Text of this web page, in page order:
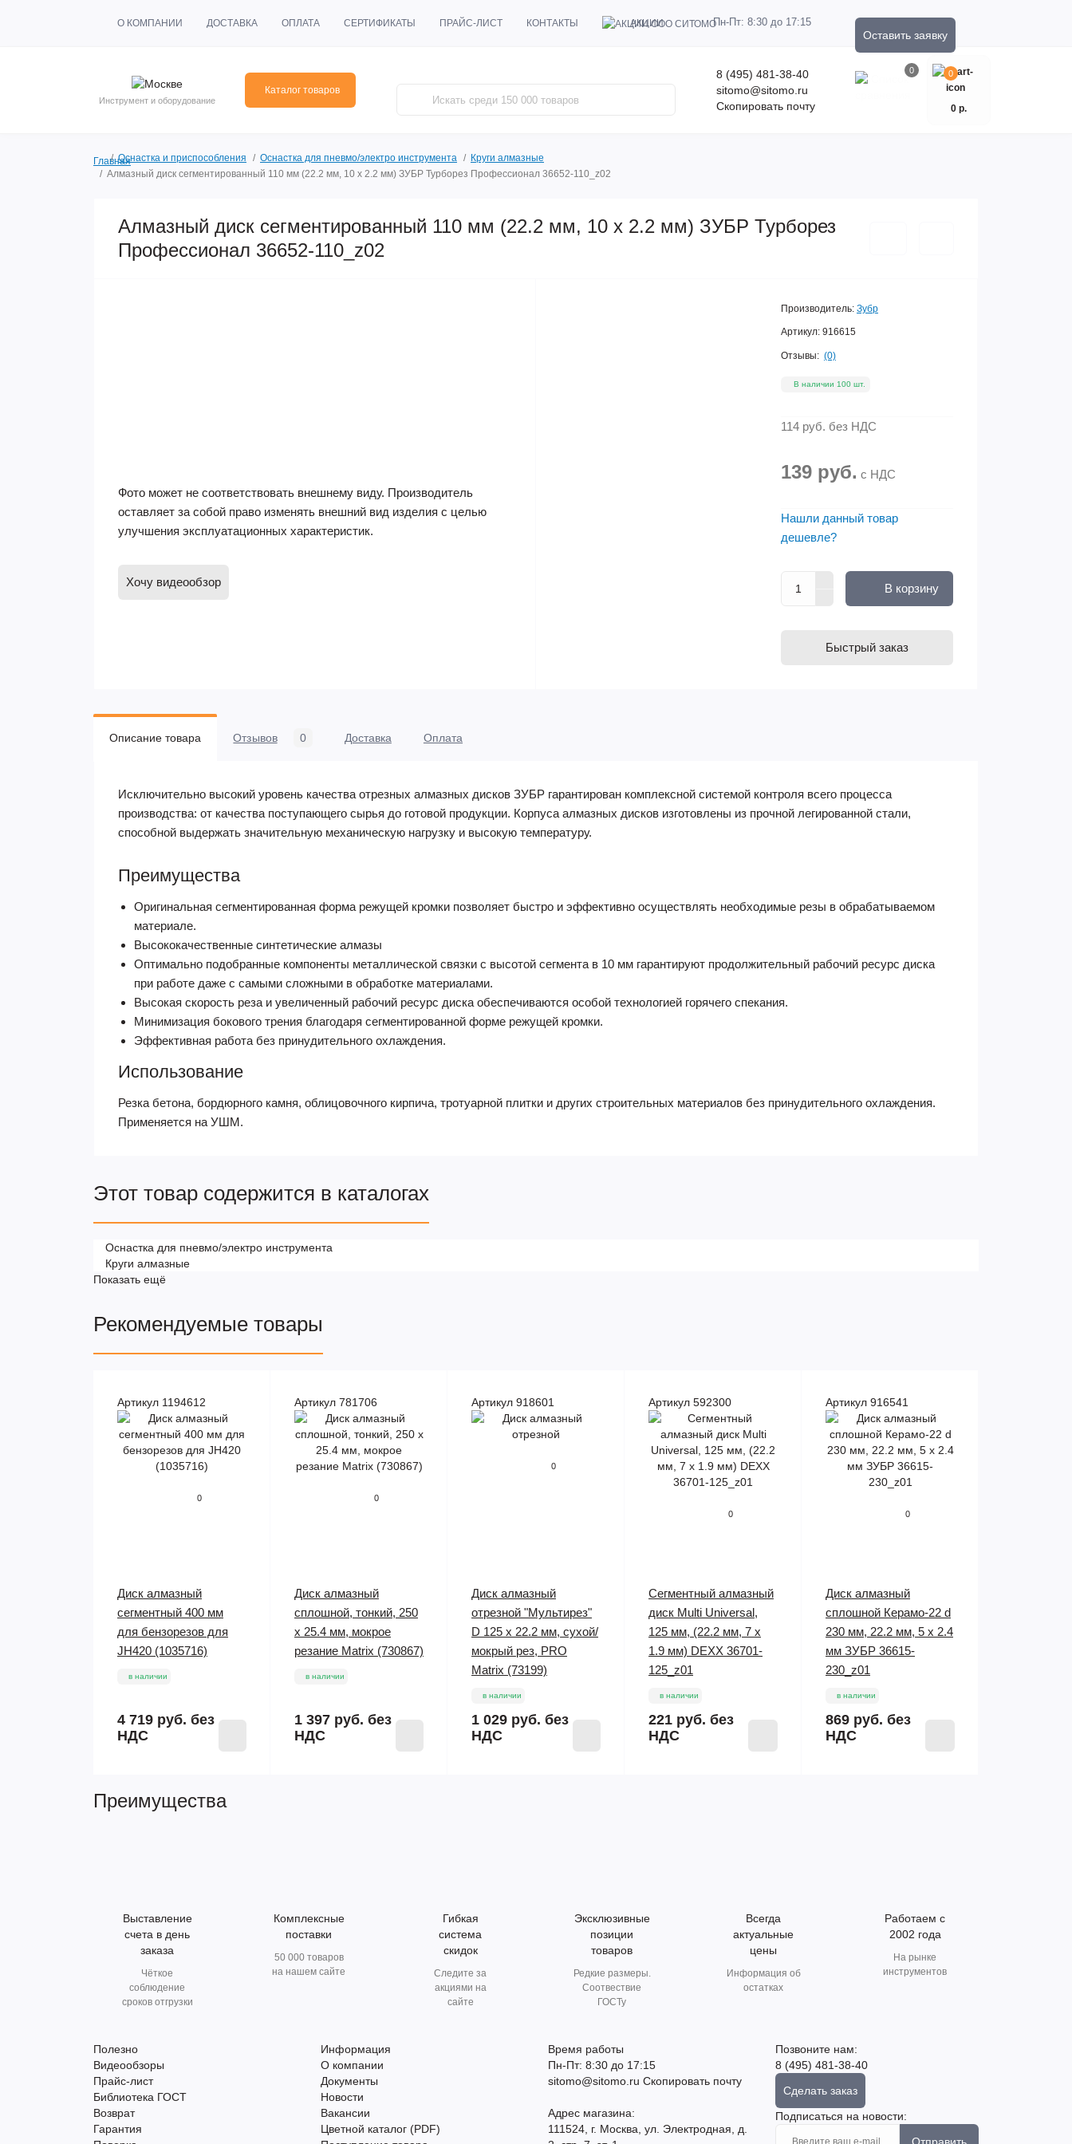
О КОМПАНИИ ДОСТАВКА ОПЛАТА СЕРТИФИКАТЫ ПРАЙС-ЛИСТ КОНТАКТЫ АКЦИИ Пн-Пт: 8:30 до 17:15
Оставить заявку
Инструмент и оборудование
Каталог товаров
8 (495) 481-38-40
sitomo@sitomo.ru
Скопировать почту
0 0
0 р.
ГлавнаяОснастка и приспособления Оснастка для пневмо/электро инструмента
Круги алмазные
Алмазный диск сегментированный 110 мм (22.2 мм, 10 x 2.2 мм) ЗУБР Турборез Профессионал 36652-110_z02
Алмазный диск сегментированный 110 мм (22.2 мм, 10 x 2.2 мм) ЗУБР Турборез
Профессионал 36652-110_z02
Фото может не соответствовать внешнему виду. Производитель
оставляет за собой право изменять внешний вид изделия с целью
улучшения эксплуатационных характеристик.
Хочу видеообзор
Производитель: Зубр
Артикул: 916615
Отзывы: (0)
В наличии 100 шт.
114 руб. без НДС
139 руб. с НДС
Нашли данный товар
дешевле?
В корзину
Быстрый заказ
Описание товара Отзывов 0 Доставка Оплата
Исключительно высокий уровень качества отрезных алмазных дисков ЗУБР гарантирован комплексной системой контроля всего процесса
производства: от качества поступающего сырья до готовой продукции. Корпуса алмазных дисков изготовлены из прочной легированной стали,
способной выдержать значительную механическую нагрузку и высокую температуру.
Преимущества
Оригинальная сегментированная форма режущей кромки позволяет быстро и эффективно осуществлять необходимые резы в обрабатываемом
материале.
Высококачественные синтетические алмазы
Оптимально подобранные компоненты металлической связки с высотой сегмента в 10 мм гарантируют продолжительный рабочий ресурс диска
при работе даже с самыми сложными в обработке материалами.
Высокая скорость реза и увеличенный рабочий ресурс диска обеспечиваются особой технологией горячего спекания.
Минимизация бокового трения благодаря сегментированной форме режущей кромки.
Эффективная работа без принудительного охлаждения.
Использование
Резка бетона, бордюрного камня, облицовочного кирпича, тротуарной плитки и других строительных материалов без принудительного охлаждения.
Применяется на УШМ.
Этот товар содержится в каталогах
Оснастка для пневмо/электро инструмента
Круги алмазные
Показать ещё
Рекомендуемые товары
Артикул 1194612
0
Диск алмазный
сегментный 400 мм
для бензорезов для
JH420 (1035716)
в наличии
4 719 руб. без
НДС
Артикул 781706
0
Диск алмазный
сплошной, тонкий, 250
х 25.4 мм, мокрое
резание Matrix (730867)
в наличии
1 397 руб. без
НДС
Артикул 918601
0
Диск алмазный
отрезной "Мультирез"
D 125 х 22.2 мм, сухой/
мокрый рез, PRO
Matrix (73199)
в наличии
1 029 руб. без
НДС
Артикул 592300
0
Сегментный алмазный
диск Multi Universal,
125 мм, (22.2 мм, 7 х
1.9 мм) DEXX 36701-
125_z01
в наличии
221 руб. без
НДС
Артикул 916541
0
Диск алмазный
сплошной Керамо-22 d
230 мм, 22.2 мм, 5 x 2.4
мм ЗУБР 36615-
230_z01
в наличии
869 руб. без
НДС
Преимущества
Выставление
счета в день
заказа
Чёткое
соблюдение
сроков отгрузки
Комплексные
поставки
50 000 товаров
на нашем сайте
Гибкая
система
скидок
Следите за
акциями на
сайте
Эксклюзивные
позиции
товаров
Редкие размеры.
Соотвествие
ГОСТу
Всегда
актуальные
цены
Информация об
остатках
Работаем с
2002 года
На рынке
инструментов
Полезно
Видеообзоры
Прайс-лист
Библиотека ГОСТ
Возврат
Гарантия
Информация
О компании
Документы
Новости
Вакансии
Цветной каталог (PDF)
Время работы
Пн-Пт: 8:30 до 17:15
sitomo@sitomo.ru Скопировать почту
Адрес магазина:
111524, г. Москва, ул. Электродная, д.
Позвоните нам:
8 (495) 481-38-40
Сделать заказ
Подписаться на новости: